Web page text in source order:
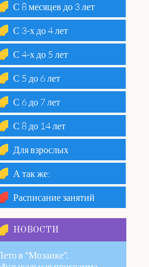
С 8 месяцев до 3 лет
С 3-х до 4 лет
С 4-х до 5 лет
С 5 до 6 лет
С 6 до 7 лет
С 8 до 14 лет
Для взрослых
А так же:
Расписание занятий
НОВОСТИ
в "Мозаике".